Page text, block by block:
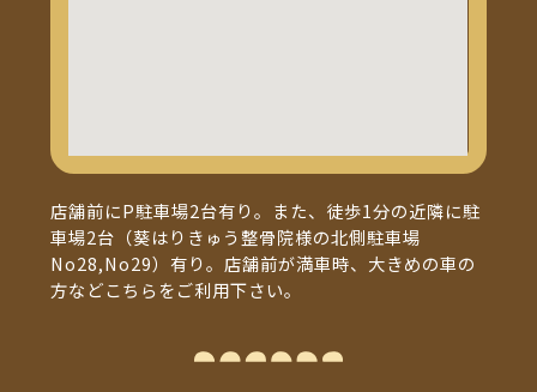
店舗前にP駐車場2台有り。また、徒歩1分の近隣に駐
車場2台（葵はりきゅう整骨院様の北側駐車場
No28,No29）有り。店舗前が満車時、大きめの車の
方などこちらをご利用下さい。